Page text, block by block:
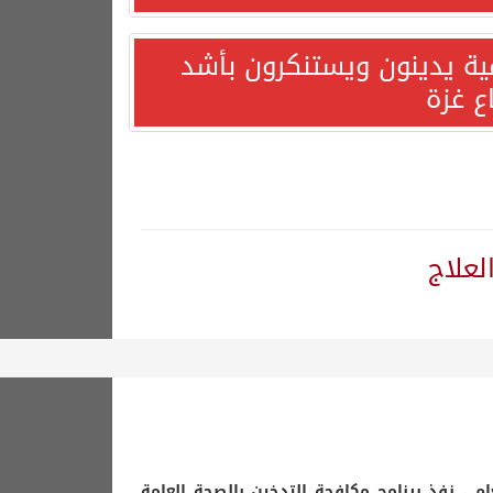
يدينون ويستنكرون بأشد
غزة